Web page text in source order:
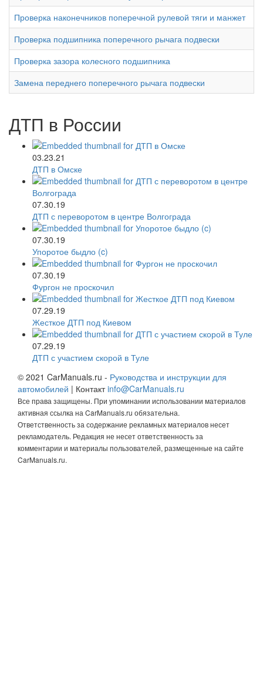
Проверка наконечников поперечной рулевой тяги и манжет
Проверка подшипника поперечного рычага подвески
Проверка зазора колесного подшипника
Замена переднего поперечного рычага подвески
ДТП в России
03.23.21
ДТП в Омске
07.30.19
ДТП с переворотом в центре Волгограда
07.30.19
Упоротое быдло (c)
07.30.19
Фургон не проскочил
07.29.19
Жесткое ДТП под Киевом
07.29.19
ДТП с участием скорой в Туле
© 2021 CarManuals.ru - Руководства и инструкции для
автомобилей | Контактinfo@CarManuals.ru
Все права защищены. При упоминании использовании материалов
активная ссылка на CarManuals.ru обязательна.
Ответственность за содержание рекламных материалов несет
рекламодатель. Редакция не несет ответственность за
комментарии и материалы пользователей, размещенные на сайте
CarManuals.ru.